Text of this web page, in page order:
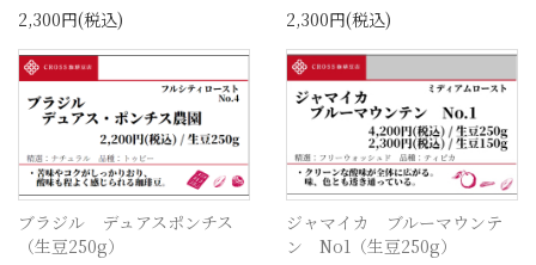
2,300円(税込)
2,300円(税込)
ブラジル デュアスポンチス
（生豆250g）
ジャマイカ ブルーマウンテ
ン No1（生豆250g）